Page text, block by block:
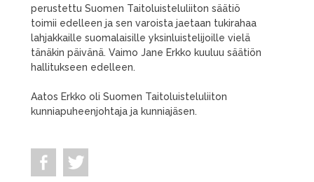
perustettu Suomen Taitoluisteluliiton säätiö
toimii edelleen ja sen varoista jaetaan tukirahaa
lahjakkaille suomalaisille yksinluistelijoille vielä
tänäkin päivänä. Vaimo Jane Erkko kuuluu säätiön
hallitukseen edelleen.
Aatos Erkko oli Suomen Taitoluisteluliiton
kunniapuheenjohtaja ja kunniajäsen.